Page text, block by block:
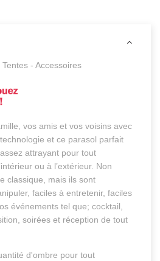
Tentes - Accessoires
vos amis et vos voisins avec
et ce parasol parfait
attrayant pour tout
ou à l’extérieur. Non
classique, mais ils sont
faciles à entretenir, faciles
événements tel que; cocktail,
soirées et réception de tout
d'ombre pour tout